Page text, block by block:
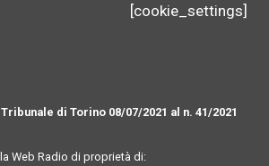
[cookie_settings]
di Torino 08/07/2021 al n. 41/2021
Web Radio di proprietà di: